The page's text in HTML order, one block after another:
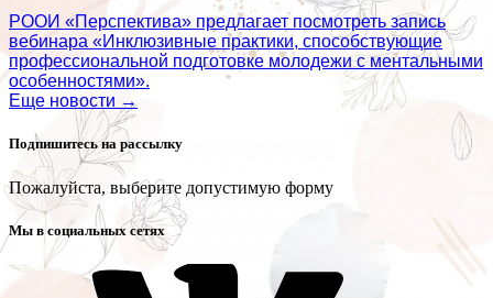
РООИ «Перспектива» предлагает посмотреть запись
вебинара «Инклюзивные практики, способствующие
профессиональной подготовке молодежи с ментальными
особенностями».
Еще новости →
Подпишитесь на рассылку
Пожалуйста, выберите допустимую форму
Мы в социальных сетях